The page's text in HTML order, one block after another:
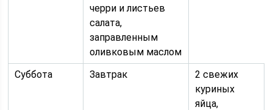
черри и листьев
салата,
заправленным
оливковым маслом
Суббота
Завтрак
2 свежих
куриных
яйца,